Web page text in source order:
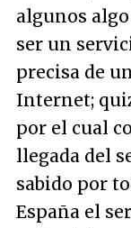
algunos
ser un
precisa de
Internet;
por el cual
llegada del
sabido por
España el